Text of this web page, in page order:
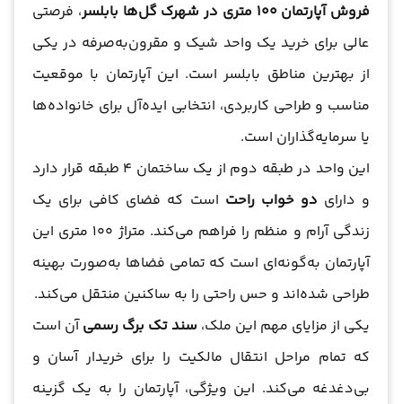
فروش آپارتمان 100 متری در شهرک گل‌ها بابلسر
، فرصتی
عالی برای خرید یک واحد شیک و مقرون‌به‌صرفه در یکی
از بهترین مناطق بابلسر است. این آپارتمان با موقعیت
مناسب و طراحی کاربردی، انتخابی ایده‌آل برای خانواده‌ها
یا سرمایه‌گذاران است.
این واحد در طبقه دوم از یک ساختمان 4 طبقه قرار دارد
و دارای دو خواب راحت است که فضای کافی برای یک
زندگی آرام و منظم را فراهم می‌کند. متراژ 100 متری این
آپارتمان به‌گونه‌ای است که تمامی فضاها به‌صورت بهینه
طراحی شده‌اند و حس راحتی را به ساکنین منتقل می‌کند.
یکی از مزایای مهم این ملک، سند تک برگ رسمیآن است
که تمام مراحل انتقال مالکیت را برای خریدار آسان و
بی‌دغدغه می‌کند. این ویژگی، آپارتمان را به یک گزینه